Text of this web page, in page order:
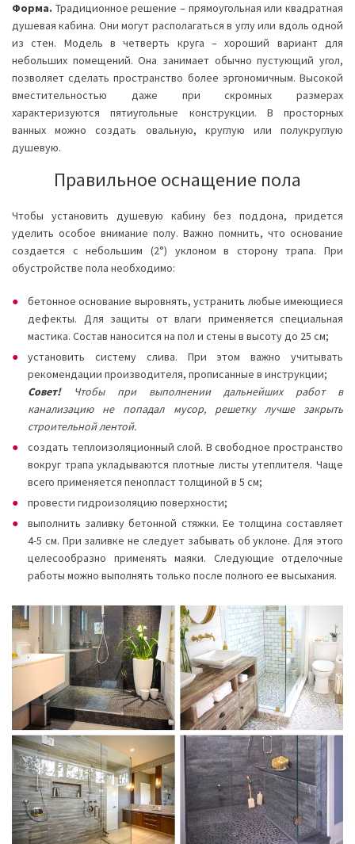
Форма. Традиционное решение – прямоугольная или квадратная
душевая кабина. Они могут располагаться в углу или вдоль одной
из стен. Модель в четверть круга – хороший вариант для
небольших помещений. Она занимает обычно пустующий угол,
позволяет сделать пространство более эргономичным. Высокой
вместительностью даже при скромных размерах
характеризуются пятиугольные конструкции. В просторных
ванных можно создать овальную, круглую или полукруглую
душевую.
Правильное оснащение пола
Чтобы установить душевую кабину без поддона, придется
уделить особое внимание полу. Важно помнить, что основание
создается с небольшим (2°) уклоном в сторону трапа. При
обустройстве пола необходимо:
бетонное основание выровнять, устранить любые имеющиеся
дефекты. Для защиты от влаги применяется специальная
мастика. Состав наносится на пол и стены в высоту до 25 см;
установить систему слива. При этом важно учитывать
рекомендации производителя, прописанные в инструкции;
Совет!Чтобы при выполнении дальнейших работ в
канализацию не попадал мусор, решетку лучше закрыть
строительной лентой.
создать теплоизоляционный слой. В свободное пространство
вокруг трапа укладываются плотные листы утеплителя. Чаще
всего применяется пенопласт толщиной в 5 см;
провести гидроизоляцию поверхности;
выполнить заливку бетонной стяжки. Ее толщина составляет
4-5 см. При заливке не следует забывать об уклоне. Для этого
целесообразно применять маяки. Следующие отделочные
работы можно выполнять только после полного ее высыхания.